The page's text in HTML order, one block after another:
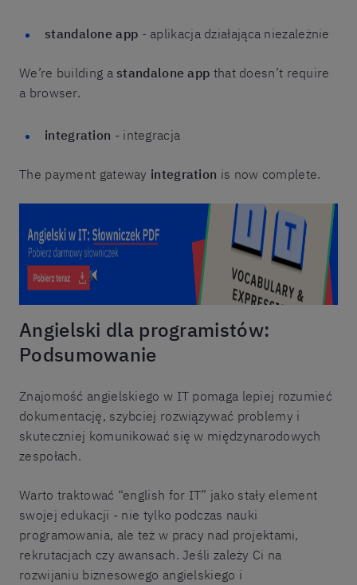
standalone app - aplikacja działająca niezależnie
We’re building a standalone app that doesn’t require
a browser.
integration - integracja
The payment gateway integration is now complete.
Angielski dla programistów:
Podsumowanie
Znajomość angielskiego w IT pomaga lepiej rozumieć
dokumentację, szybciej rozwiązywać problemy i
skuteczniej komunikować się w międzynarodowych
zespołach.
Warto traktować “english for IT” jako stały element
swojej edukacji - nie tylko podczas nauki
programowania, ale też w pracy nad projektami,
rekrutacjach czy awansach. Jeśli zależy Ci na
rozwijaniu biznesowego angielskiego i